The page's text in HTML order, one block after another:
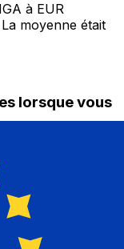
à EUR
moyenne était
lorsque vous
internationaux
des devises,
de
Téléchargez